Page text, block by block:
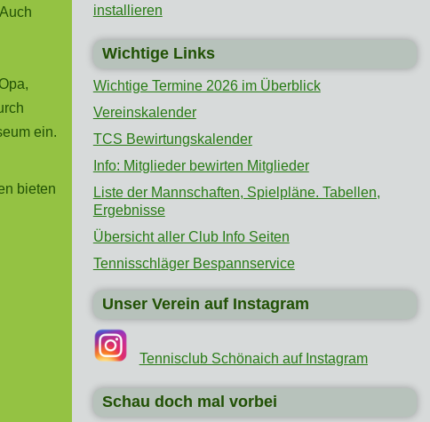
ein.
bieten
installieren
Wichtige Links
Wichtige Termine 2026 im Überblick
Vereinskalender
TCS Bewirtungskalender
Info: Mitglieder bewirten Mitglieder
Liste der Mannschaften, Spielpläne. Tabellen,
Ergebnisse
Übersicht aller Club Info Seiten
Tennisschläger Bespannservice
Unser Verein auf Instagram
Tennisclub Schönaich auf Instagram
Schau doch mal vorbei